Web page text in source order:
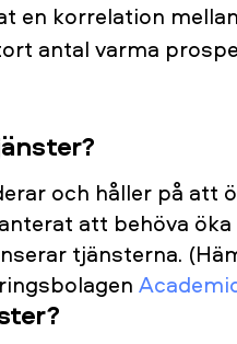
en korrelation
antal varma
och håller på att
att behöva
tjänsterna.